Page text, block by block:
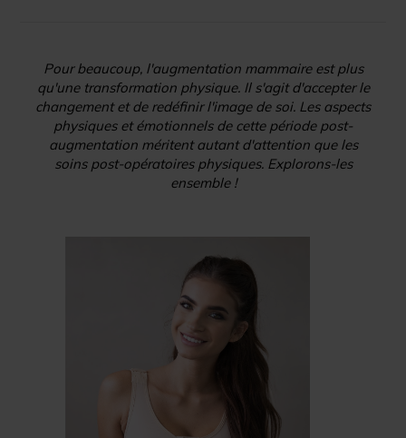
Pour beaucoup, l'augmentation mammaire est plus
qu'une transformation physique. Il s'agit d'accepter le
changement et de redéfinir l'image de soi. Les aspects
physiques et émotionnels de cette période post-
augmentation méritent autant d'attention que les
soins post-opératoires physiques. Explorons-les
ensemble !